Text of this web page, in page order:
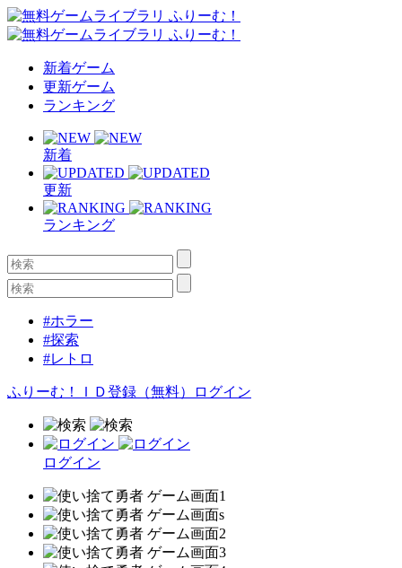
新着ゲーム
更新ゲーム
ランキング
新着
更新
ランキング
#ホラー
#探索
#レトロ
ふりーむ！ＩＤ登録（無料） ログイン
ログイン